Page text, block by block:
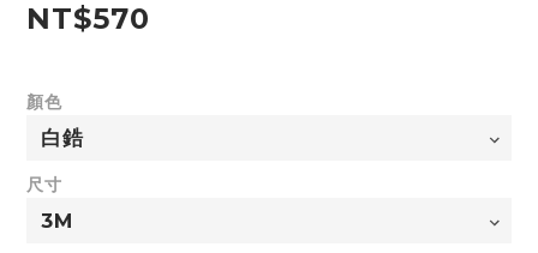
NT$570
顏色
尺寸